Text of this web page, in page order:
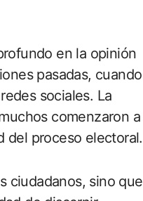
en la opinión
pasadas, cuando
sociales. La
comenzaron a
del proceso electoral.
ciudadanos, sino que